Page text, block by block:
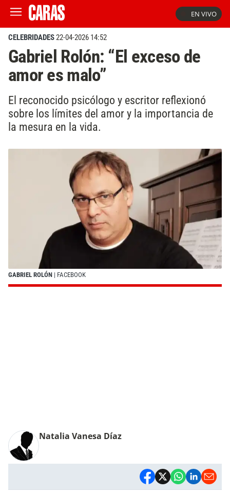
EN VIVO
CELEBRIDADES22-04-2026 14:52
Gabriel Rolón: “El exceso de
amor es malo”
El reconocido psicólogo y escritor reflexionó
sobre los límites del amor y la importancia de
la mesura en la vida.
GABRIEL ROLÓN | FACEBOOK
Natalia Vanesa Díaz